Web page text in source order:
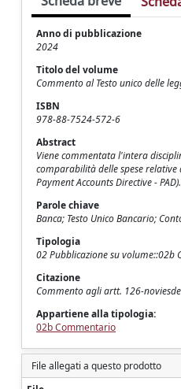
Anno di pubblicazione
2024
Titolo del volume
Commento al Testo unico delle
ISBN
978-88-7524-572-6
Abstract
Viene commentata l'intera
comparabilità delle spese
Payment Accounts Directive - PAD).
Parole chiave
Banca; Testo Unico Bancario;
Tipologia
02 Pubblicazione su volume::02b
Citazione
Commento agli artt. 126-
Appartiene alla tipologia:
02b Commentario
File allegati a questo prodotto